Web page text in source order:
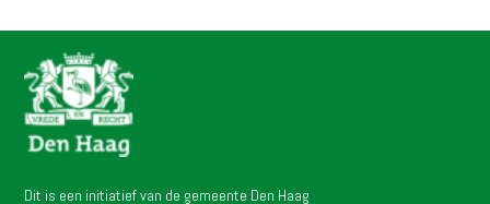
Dit is een initiatief van de gemeente Den Haag